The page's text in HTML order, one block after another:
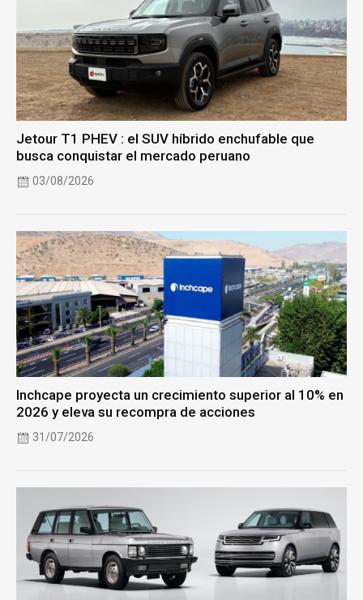
Jetour T1 PHEV : el SUV híbrido enchufable que
busca conquistar el mercado peruano
03/08/2026
Inchcape proyecta un crecimiento superior al 10% en
2026 y eleva su recompra de acciones
31/07/2026